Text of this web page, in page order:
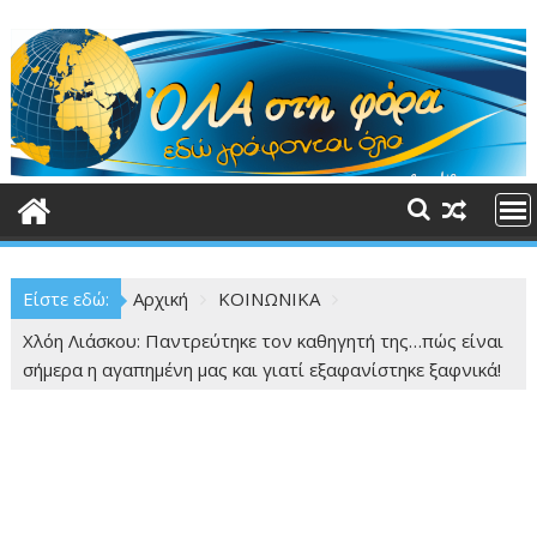
στο
περιεχόμενο
Είστε εδώ: Αρχική
ΚΟΙΝΩΝΙΚΑ
Χλόη Λιάσκου: Παντρεύτηκε τον καθηγητή της…πώς είναι
σήμερα η αγαπημένη μας και γιατί εξαφανίστηκε ξαφνικά!